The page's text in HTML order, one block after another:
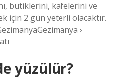
butiklerini, kafelerini ve
için 2 gün yeterli olacaktır.
›
yüzülür?